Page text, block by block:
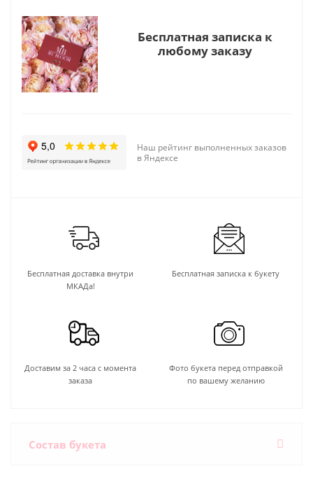
Бесплатная записка к
любому заказу
Наш рейтинг выполненных заказов
в Яндексе
Бесплатная доставка внутри
МКАДа!
Бесплатная записка к букету
Доставим за 2 часа с момента
заказа
Фото букета перед отправкой
по вашему желанию
Состав букета